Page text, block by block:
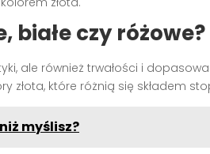
białe czy różowe?
ale również trwałości i
złota, które różnią się składem
myślisz?